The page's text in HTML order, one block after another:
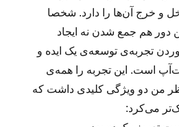
و خرج آن‌ها را دارد. شخصا
دور هم جمع شدن نه ایجاد
تجربه‌ی توسعه‌ی یک ایده و
است. این تجربه را همه‌ی
من دو ویژگی‌ کلیدی داشت که
می‌کرد: